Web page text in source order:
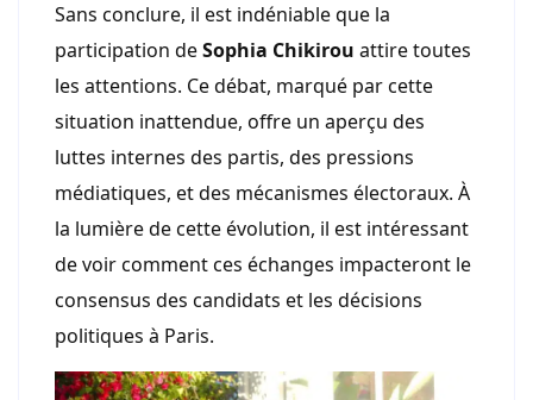
Sans conclure, il est indéniable que la
participation deSophia Chikirou attire toutes
les attentions. Ce débat, marqué par cette
situation inattendue, offre un aperçu des
luttes internes des partis, des pressions
médiatiques, et des mécanismes électoraux. À
la lumière de cette évolution, il est intéressant
de voir comment ces échanges impacteront le
consensus des candidats et les décisions
politiques à Paris.